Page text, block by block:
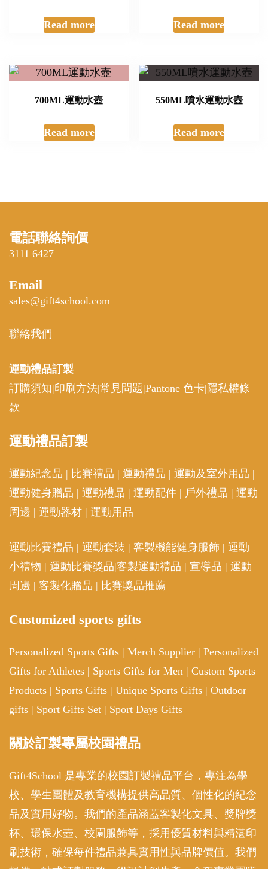
Read more Read more
700ML運動水壺
Read more
550ML噴水運動水壺
Read more
電話聯絡詢價
3111 6427
Email
sales@gift4school.com
聯絡我們
運動禮品訂製
訂購須知|印刷方法|常見問題|Pantone 色卡| 隱私權條
款
運動禮品訂製
運動紀念品 | 比賽禮品 | 運動禮品 | 運動及室外用品 |
運動健身贈品 | 運動禮品 | 運動配件 | 戶外禮品 | 運動
周邊 | 運動器材 | 運動用品
運動比賽禮品 | 運動套裝 | 客製機能健身服飾 | 運動
小禮物 | 運動比賽獎品|客製運動禮品 | 宣導品 | 運動
周邊 | 客製化贈品 | 比賽獎品推薦
Customized sports gifts
Personalized Sports Gifts | Merch Supplier | Personalized
Gifts for Athletes | Sports Gifts for Men | Custom Sports
Products | Sports Gifts | Unique Sports Gifts | Outdoor
gifts | Sport Gifts Set | Sport Days Gifts
關於訂製專屬校園禮品
Gift4School 是專業的校園訂製禮品平台，專注為學
校、學生團體及教育機構提供高品質、個性化的紀念
品及實用好物。我們的產品涵蓋客製化文具、獎牌獎
杯、環保水壺、校園服飾等，採用優質材料與精湛印
刷技術，確保每件禮品兼具實用性與品牌價值。我們